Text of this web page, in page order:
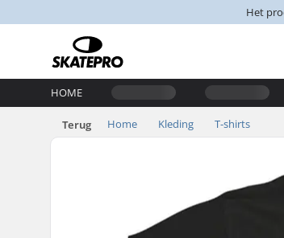
Het
HOME
Terug Home Kleding T-shirts